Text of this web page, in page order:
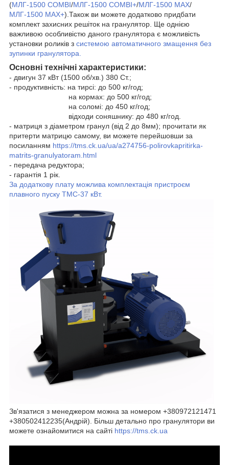
(МЛГ-1500 COMBI/МЛГ-1500 COMBI+/МЛГ-1500 MAX/
МЛГ-1500 MAX+).Також ви можете додатково придбати
комплект захисних решіток на гранулятор. Ще однією
важливою особливістю даного гранулятора є можливість
установки роликів з системою автоматичного змащення без
зупинки гранулятора.
Основні технічні характеристики:
- двигун 37 кВт (1500 об/хв.) 380 Ст.;
- продуктивність: на тирсі: до 500 кг/год;
на кормах: до 500 кг/год;
на соломі: до 450 кг/год;
відходи соняшнику: до 480 кг/год.
- матриця з діаметром гранул (від 2 до 8мм); прочитати як
притерти матрицю самому, ви можете перейшовши за
посиланням https://tms.ck.ua/ua/a274756-polirovkapritirka-
matrits-granulyatoram.html
- передача редуктора;
- гарантія 1 рік.
За додаткову плату можлива комплектація пристроєм
плавного пуску ТМС-37 кВт.
Зв'язатися з менеджером можна за номером +380972121471
+380502412235(Андрій). Більш детально про гранулятори ви
можете ознайомитися на сайті https://tms.ck.ua